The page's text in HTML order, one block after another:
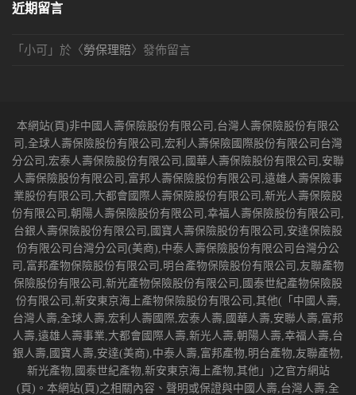
近期留言
「 小可 」於〈勞保理賠〉發佈留言
本網站(頁)非中國人壽保險股份有限公司,台灣人壽保險股份有限公
司,全球人壽保險股份有限公司,宏利人壽保險國際股份有限公司台灣
分公司,宏泰人壽保險股份有限公司,國華人壽保險股份有限公司,安聯
人壽保險股份有限公司,富邦人壽保險股份有限公司,遠雄人壽保險事
業股份有限公司,大都會國際人壽保險股份有限公司,新光人壽保險股
份有限公司,朝陽人壽保險股份有限公司,幸福人壽保險股份有限公司,
台銀人壽保險股份有限公司,國寶人壽保險股份有限公司,安達保險股
份有限公司台灣分公司(美商),中泰人壽保險股份有限公司台灣分公
司,富邦產物保險股份有限公司,明台產物保險股份有限公司,友聯產物
保險股份有限公司,新光產物保險股份有限公司,國泰世紀產物保險股
份有限公司,新安東京海上產物保險股份有限公司,其他(「中國人壽,
台灣人壽,全球人壽,宏利人壽國際,宏泰人壽,國華人壽,安聯人壽,富邦
人壽,遠雄人壽事業,大都會國際人壽,新光人壽,朝陽人壽,幸福人壽,台
銀人壽,國寶人壽,安達(美商),中泰人壽,富邦產物,明台產物,友聯產物,
新光產物,國泰世紀產物,新安東京海上產物,其他」)之官方網站
(頁)。本網站(頁)之相關內容、聲明或保證與中國人壽,台灣人壽,全